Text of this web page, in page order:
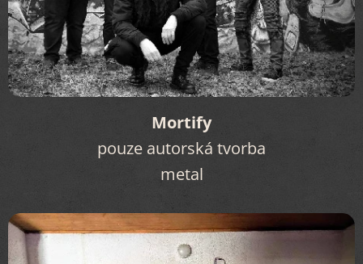
Mortify
pouze autorská tvorba
metal